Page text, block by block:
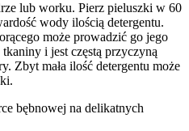
lub worku. Pierz pieluszki w 60
wody ilością detergentu.
może prowadzić go jego
i jest częstą przyczyną
Zbyt mała ilość detergentu może
bębnowej na delikatnych